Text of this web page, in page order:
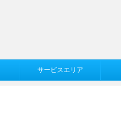
サービスエリア